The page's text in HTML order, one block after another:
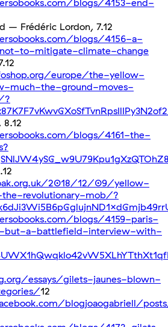
blogs/4153-end-
– Frédéric Lordon, 7.12
blogs/4156-a-
to-mitigate-climate-change
europe/the-yellow-
much-the-ground-moves-
?
8.12
blogs/4161-the-
2018/12/09/yellow-
revolutionary-mob/?
blogs/4159-paris-
but-a-battlefield-interview-with-
essays/gilets-jaunes-blown-
12
blogjoaogabriell/posts/